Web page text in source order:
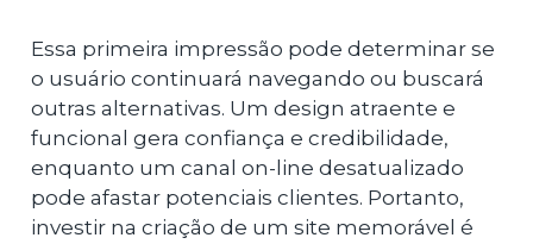
Essa primeira impressão pode determinar se
o usuário continuará navegando ou buscará
outras alternativas. Um design atraente e
funcional gera confiança e credibilidade,
enquanto um canal on-line desatualizado
pode afastar potenciais clientes. Portanto,
investir na criação de um site memorável é